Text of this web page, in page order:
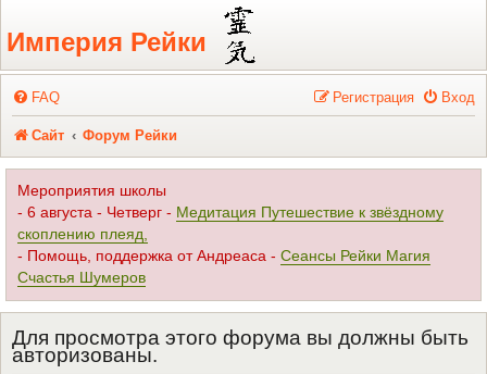
Регистрация
Империя Рейки
FAQ Вход
Регистрация
Сайт Форум Рейки
Мероприятия школы
- 6 августа - Четверг - Медитация Путешествие к звёздному
скоплению плеяд,
- Помощь, поддержка от Андреаса - Сеансы Рейки Магия
Счастья Шумеров
Для просмотра этого форума вы должны быть
авторизованы.